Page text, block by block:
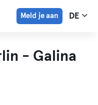
Meld je aan DE
- Galina